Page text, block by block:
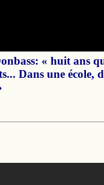
« huit ans
Dans une école,